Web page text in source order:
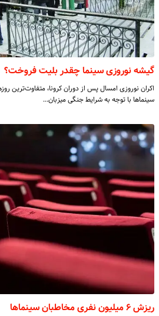
گیشه نوروزی سینما چقدر بلیت فروخت؟
اکران نوروزی امسال پس از دوران کرونا،
سینماها با توجه به شرایط جنگی میزبان…
ریزش ۶ میلیون نفری مخاطبان سینماها